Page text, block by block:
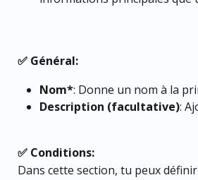
✅ Général:
Nom*: Donne un nom à la
Description (facultative):
✅ Conditions:
Dans cette section, tu peux